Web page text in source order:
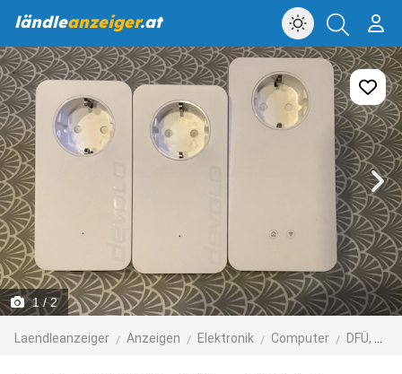
ländleanzeiger.at
1/ 2
Laendleanzeiger Anzeigen Elektronik Computer DFÜ, Modems, ISDN, DSL